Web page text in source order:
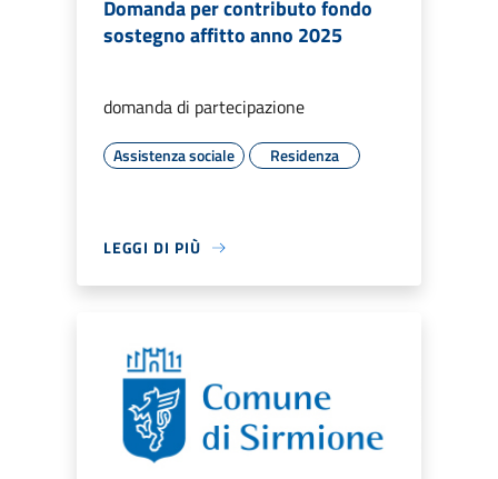
Domanda per contributo fondo
sostegno affitto anno 2025
domanda di partecipazione
Assistenza sociale Residenza
LEGGI DI PIÙ